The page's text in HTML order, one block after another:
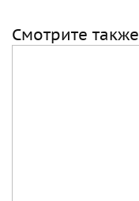
Смотрите также